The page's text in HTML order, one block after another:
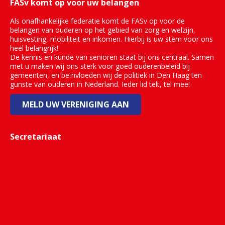
FASv komt op voor uw belangen
Als onafhankelijke federatie komt de FASv op voor de
belangen van ouderen op het gebied van zorg en welzijn,
huisvesting, mobiliteit en inkomen. Hierbij is uw stem voor ons
heel belangrijk!
De kennis en kunde van senioren staat bij ons centraal. Samen
met u maken wij ons sterk voor goed ouderenbeleid bij
gemeenten, en beïnvloeden wij de politiek in Den Haag ten
gunste van ouderen in Nederland. Ieder lid telt, tel mee!
MELD UW VERENIGING AAN
Secretariaat